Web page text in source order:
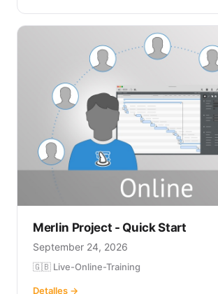
Merlin Project - Quick Start
September 24, 2026
🇬🇧 Live-Online-Training
Detalles →